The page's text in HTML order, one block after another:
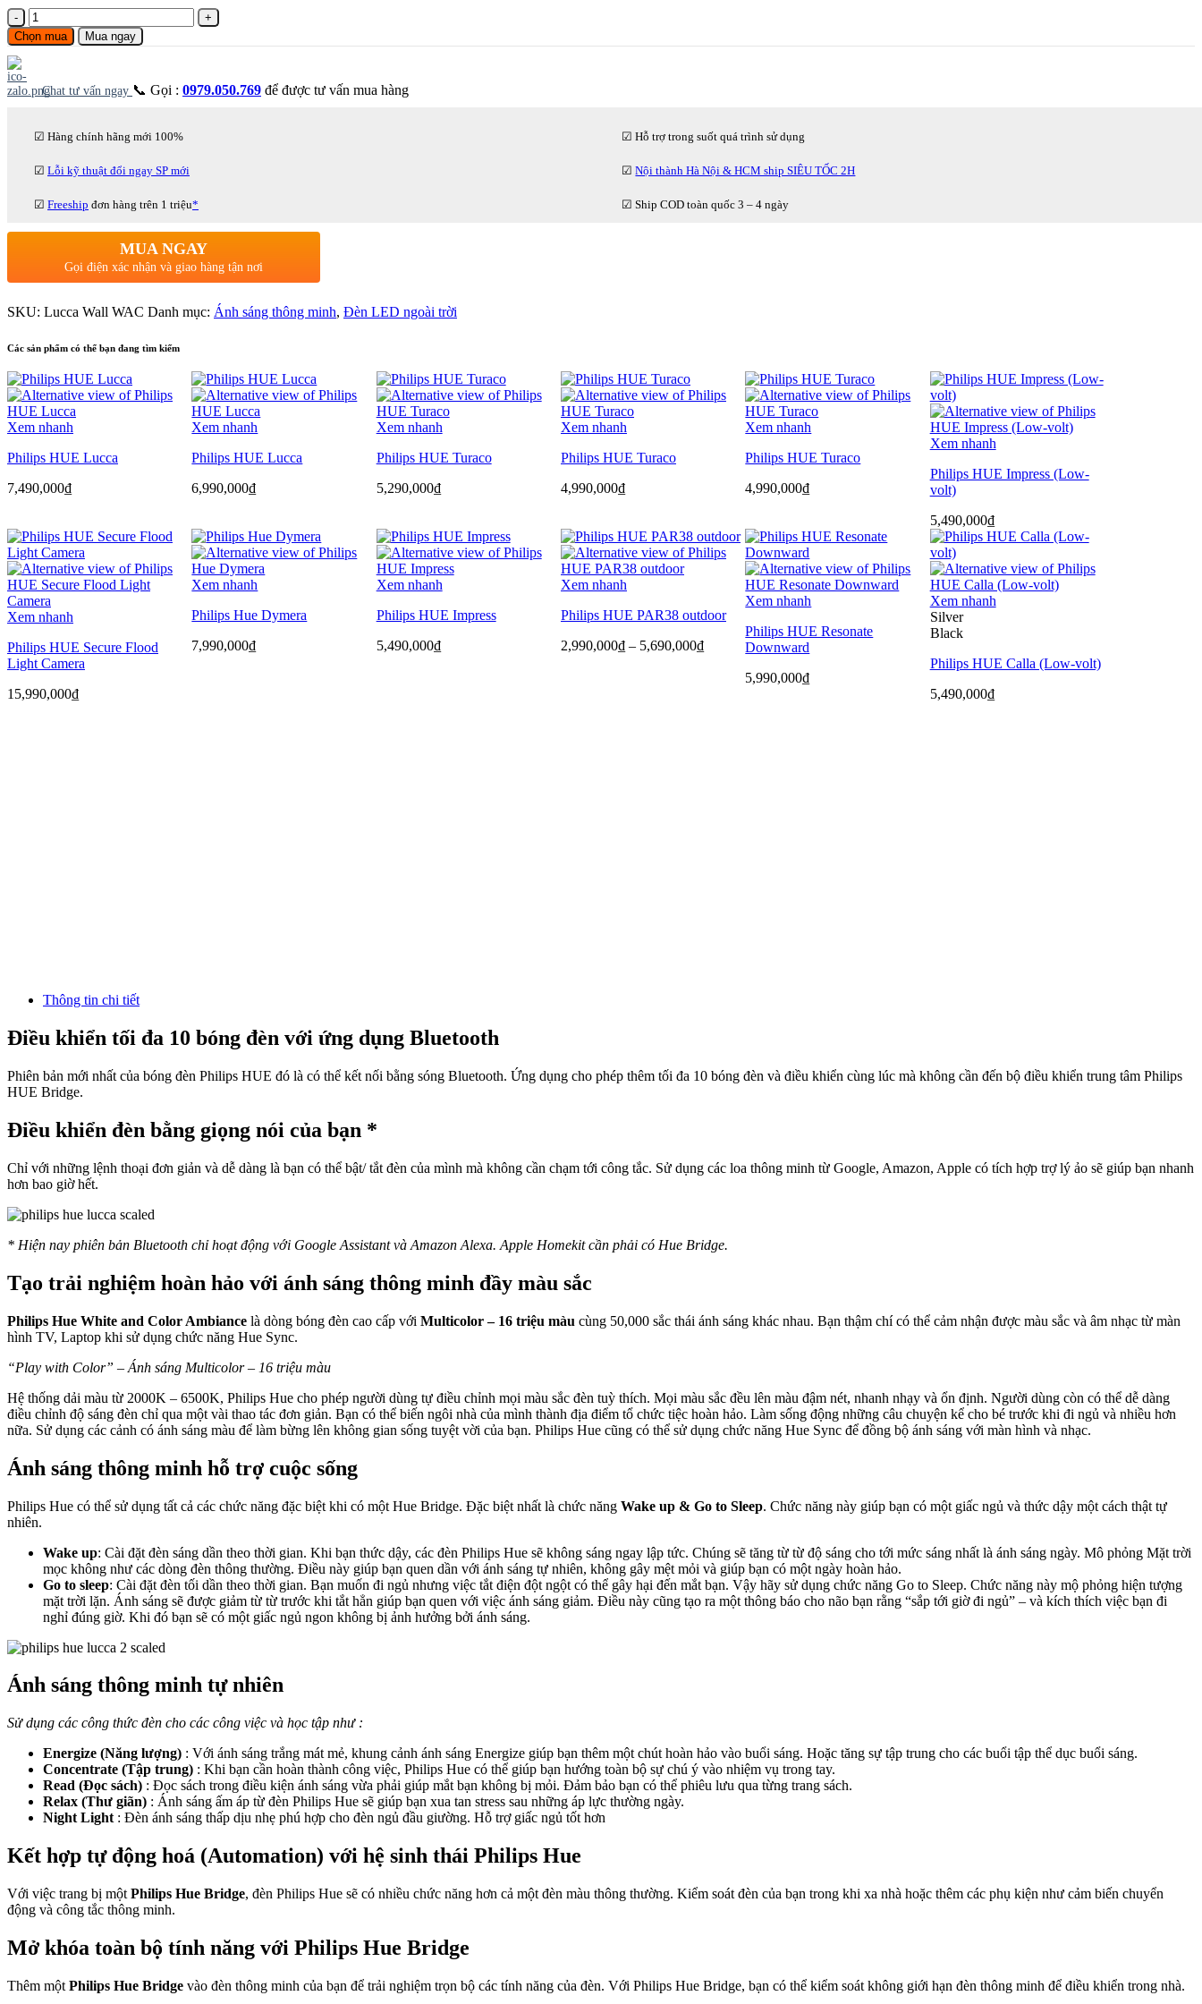
Số
lượng
Chọn mua Mua ngay
Chat tư vấn ngay 📞 Gọi : 0979.050.769 để được tư vấn mua hàng
☑ Hàng chính hãng mới 100% ☑ Hỗ trợ trong suốt quá trình sử dụng
☑ Lỗi kỹ thuật đổi ngay SP mới ☑Nội thành Hà Nội & HCM ship SIÊU TỐC 2H
☑ Freeship đơn hàng trên 1 triệu* ☑ Ship COD toàn quốc 3 – 4 ngày
MUA NGAY
Gọi điện xác nhận và giao hàng tận nơi
SKU: Lucca Wall WAC Danh mục: Ánh sáng thông minh, Đèn LED ngoài trời
Các sản phẩm có thể bạn đang tìm kiếm
Xem nhanh
Philips HUE Lucca
7,490,000₫
Xem nhanh
Philips HUE Lucca
6,990,000₫
Xem nhanh
Philips HUE Turaco
5,290,000₫
Xem nhanh
Philips HUE Turaco
4,990,000₫
Xem nhanh
Philips HUE Turaco
4,990,000₫
Xem nhanh
Philips HUE Impress (Low-
volt)
5,490,000₫
Xem nhanh
Philips HUE Secure Flood
Light Camera
15,990,000₫
Xem nhanh
Philips Hue Dymera
7,990,000₫
Xem nhanh
Philips HUE Impress
5,490,000₫
Xem nhanh
Philips HUE PAR38 outdoor
2,990,000₫ – 5,690,000₫Khoảng
Xem nhanh
Philips HUE Resonate
Downward
5,990,000₫
Xem nhanh
Silver
Black
Philips HUE Calla (Low-volt)
5,490,000₫
Thông tin chi tiết
Điều khiển tối đa 10 bóng đèn với ứng dụng Bluetooth
Phiên bản mới nhất của bóng đèn Philips HUE đó là có thể kết nối bằng sóng Bluetooth. Ứng dụng cho phép thêm tối đa 10 bóng đèn và điều khiển cùng lúc mà không cần đến bộ điều khiển trung tâm Philips
HUE Bridge.
Điều khiển đèn bằng giọng nói của bạn *
Chỉ với những lệnh thoại đơn giản và dễ dàng là bạn có thể bật/ tắt đèn của mình mà không cần chạm tới công tắc. Sử dụng các loa thông minh từ Google, Amazon, Apple có tích hợp trợ lý ảo sẽ giúp bạn nhanh
hơn bao giờ hết.
* Hiện nay phiên bản Bluetooth chỉ hoạt động với Google Assistant và Amazon Alexa. Apple Homekit cần phải có Hue Bridge.
Tạo trải nghiệm hoàn hảo với ánh sáng thông minh đầy màu sắc
Philips Hue White and Color Ambiance là dòng bóng đèn cao cấp với Multicolor – 16 triệu màu cùng 50,000 sắc thái ánh sáng khác nhau. Bạn thậm chí có thể cảm nhận được màu sắc và âm nhạc từ màn
hình TV, Laptop khi sử dụng chức năng Hue Sync.
“Play with Color” – Ánh sáng Multicolor – 16 triệu màu
Hệ thống dải màu từ 2000K – 6500K, Philips Hue cho phép người dùng tự điều chỉnh mọi màu sắc đèn tuỳ thích. Mọi màu sắc đều lên màu đậm nét, nhanh nhạy và ổn định. Người dùng còn có thể dễ dàng
điều chỉnh độ sáng đèn chỉ qua một vài thao tác đơn giản. Bạn có thể biến ngôi nhà của mình thành địa điểm tổ chức tiệc hoàn hảo. Làm sống động những câu chuyện kể cho bé trước khi đi ngủ và nhiều hơn
nữa. Sử dụng các cảnh có ánh sáng màu để làm bừng lên không gian sống tuyệt vời của bạn. Philips Hue cũng có thể sử dụng chức năng Hue Sync để đồng bộ ánh sáng với màn hình và nhạc.
Ánh sáng thông minh hỗ trợ cuộc sống
Philips Hue có thể sử dụng tất cả các chức năng đặc biệt khi có một Hue Bridge. Đặc biệt nhất là chức năng Wake up & Go to Sleep. Chức năng này giúp bạn có một giấc ngủ và thức dậy một cách thật tự
nhiên.
Wake up: Cài đặt đèn sáng dần theo thời gian. Khi bạn thức dậy, các đèn Philips Hue sẽ không sáng ngay lập tức. Chúng sẽ tăng từ từ độ sáng cho tới mức sáng nhất là ánh sáng ngày. Mô phỏng Mặt trời
mọc không như các dòng đèn thông thường. Điều này giúp bạn quen dần với ánh sáng tự nhiên, không gây mệt mỏi và giúp bạn có một ngày hoàn hảo.
Go to sleep: Cài đặt đèn tối dần theo thời gian. Bạn muốn đi ngủ nhưng việc tắt điện đột ngột có thể gây hại đến mắt bạn. Vậy hãy sử dụng chức năng Go to Sleep. Chức năng này mộ phỏng hiện tượng
mặt trời lặn. Ánh sáng sẽ được giảm từ từ trước khi tắt hẳn giúp bạn quen với việc ánh sáng giảm. Điều này cũng tạo ra một thông báo cho não bạn rằng “sắp tới giờ đi ngủ” – và kích thích việc bạn đi
nghỉ đúng giờ. Khi đó bạn sẽ có một giấc ngủ ngon không bị ảnh hưởng bởi ánh sáng.
Ánh sáng thông minh tự nhiên
Sử dụng các công thức đèn cho các công việc và học tập như :
Energize (Năng lượng) : Với ánh sáng trắng mát mẻ, khung cảnh ánh sáng Energize giúp bạn thêm một chút hoàn hảo vào buổi sáng. Hoặc tăng sự tập trung cho các buổi tập thể dục buổi sáng.
Concentrate (Tập trung) : Khi bạn cần hoàn thành công việc, Philips Hue có thể giúp bạn hướng toàn bộ sự chú ý vào nhiệm vụ trong tay.
Read (Đọc sách) : Đọc sách trong điều kiện ánh sáng vừa phải giúp mắt bạn không bị mỏi. Đảm bảo bạn có thể phiêu lưu qua từng trang sách.
Relax (Thư giãn) : Ánh sáng ấm áp từ đèn Philips Hue sẽ giúp bạn xua tan stress sau những áp lực thường ngày.
Night Light : Đèn ánh sáng thấp dịu nhẹ phú hợp cho đèn ngủ đầu giường. Hỗ trợ giấc ngủ tốt hơn
Kết hợp tự động hoá (Automation) với hệ sinh thái Philips Hue
Với việc trang bị một Philips Hue Bridge, đèn Philips Hue sẽ có nhiều chức năng hơn cả một đèn màu thông thường. Kiểm soát đèn của bạn trong khi xa nhà hoặc thêm các phụ kiện như cảm biến chuyển
động và công tắc thông minh.
Mở khóa toàn bộ tính năng với Philips Hue Bridge
Thêm một Philips Hue Bridge vào đèn thông minh của bạn để trải nghiệm trọn bộ các tính năng của đèn. Với Philips Hue Bridge, bạn có thể kiểm soát không giới hạn đèn thông minh để điều khiển trong nhà.